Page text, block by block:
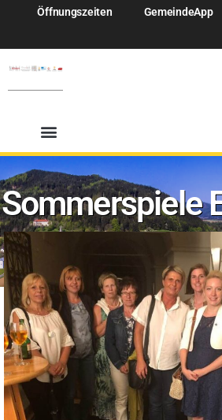
Öffnungszeiten GemeindeApp
Sommerspiele